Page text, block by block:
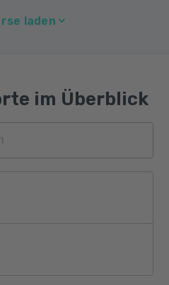
laden
im Überblick